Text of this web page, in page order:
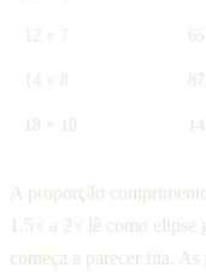
12 × 7
14 × 8
18 × 10
A proporção
1,5× a 2× lê como elipse
começa a parecer fita.